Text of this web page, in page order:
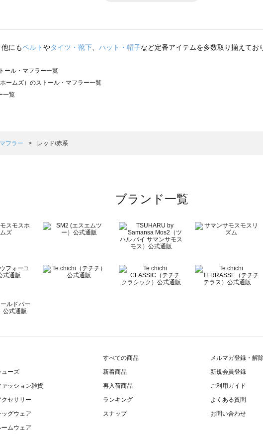
にもベルトやタイツ・靴下 ハット・帽子など定番アイテムを多数取り揃えてお
ール・マフラー一覧
ームズ）のストール・マフラー一覧
一覧
マンサモスモス）のストール・マフラー一覧
ーゴム）のストール・マフラー一覧
ル・マフラー一覧
フラー一覧
フラー レッド/赤系
ブランド一覧
ューズ
ァッション雑貨
クセサリー
ッグウェア
ームウェア
すべての商品
新着商品
再入荷商品
ランキング
スナップ
メルマガ登録・解
新規会員登録
ご利用ガイド
よくある質問
お問い合わせ